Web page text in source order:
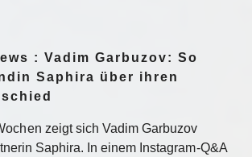
: Vadim Garbuzov: So
Saphira über ihren
zeigt sich Vadim Garbuzov
Saphira. In einem Instagram-Q&A